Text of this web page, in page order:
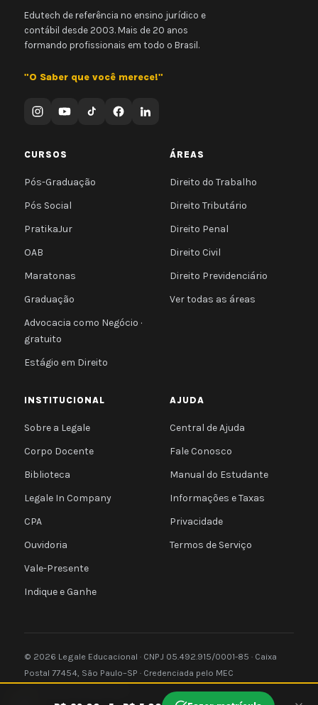
Edutech de referência no ensino jurídico e
contábil desde 2003. Mais de 20 anos
formando profissionais em todo o Brasil.
"O Saber que você merece!"
CURSOS
Pós-Graduação
Pós Social
PratikaJur
OAB
Maratonas
Graduação
Advocacia como Negócio ·
gratuito
Estágio em Direito
ÁREAS
Direito do Trabalho
Direito Tributário
Direito Penal
Direito Civil
Direito Previdenciário
Ver todas as áreas
INSTITUCIONAL
Sobre a Legale
Corpo Docente
Biblioteca
Legale In Company
CPA
Ouvidoria
Vale-Presente
Indique e Ganhe
AJUDA
Central de Ajuda
Fale Conosco
Manual do Estudante
Informações e Taxas
Privacidade
Termos de Serviço
© 2026 Legale Educacional · CNPJ 05.492.915/0001-85 · Caixa
Postal 77454, São Paulo–SP · Credenciada pelo MEC